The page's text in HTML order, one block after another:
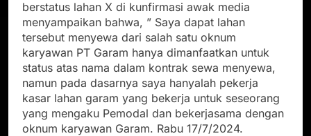
berstatus lahan X di kunfirmasi awak media
menyampaikan bahwa, ” Saya dapat lahan
tersebut menyewa dari salah satu oknum
karyawan PT Garam hanya dimanfaatkan untuk
status atas nama dalam kontrak sewa menyewa,
namun pada dasarnya saya hanyalah pekerja
kasar lahan garam yang bekerja untuk seseorang
yang mengaku Pemodal dan bekerjasama dengan
oknum karyawan Garam. Rabu 17/7/2024.